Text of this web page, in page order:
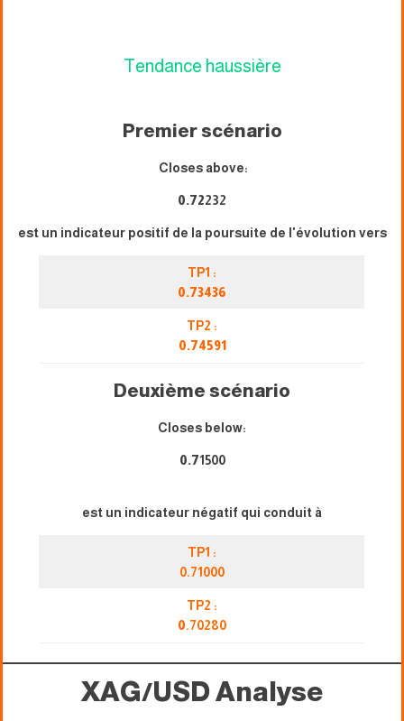
Tendance haussière
Premier scénario
Closes above:
0.72232
est un indicateur positif de la poursuite de l'évolution vers
TP1 :
0.73436
TP2 :
0.74591
Deuxième scénario
Closes below:
0.71500
est un indicateur négatif qui conduit à
TP1 :
0.71000
TP2 :
0.70280
XAG/USDAnalyse